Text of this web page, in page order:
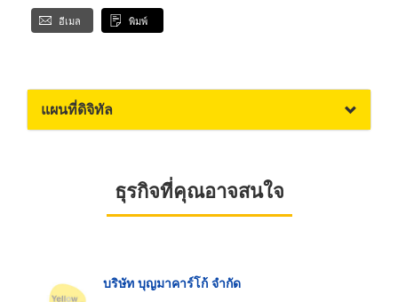
อีเมล พิมพ์
แผนที่ดิจิทัล
ธุรกิจที่คุณอาจสนใจ
บริษัท บุญมาคาร์โก้ จำกัด